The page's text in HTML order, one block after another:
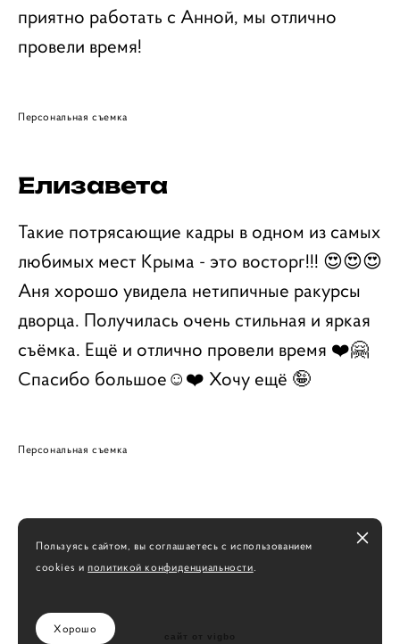
приятно работать с Анной, мы отлично
провели время!
Персональная съемка
Елизавета
Такие потрясающие кадры в одном из самых
любимых мест Крыма - это восторг!!! 😍😍😍
Аня хорошо увидела нетипичные ракурсы
дворца. Получилась очень стильная и яркая
съёмка. Ещё и отлично провели время ❤️🤗
Спасибо большое☺️❤️ Хочу ещё 🤪
Персональная съемка
Пользуясь сайтом, вы соглашаетесь с использованием
cookies иполитикой конфиденциальности.
Хорошо